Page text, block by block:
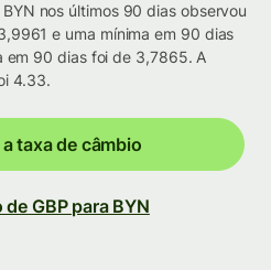
nos últimos 90 dias observou
e uma mínima em 90 dias
em 90 dias foi de 3,7865. A
4.33.
taxa de câmbio
GBP para BYN